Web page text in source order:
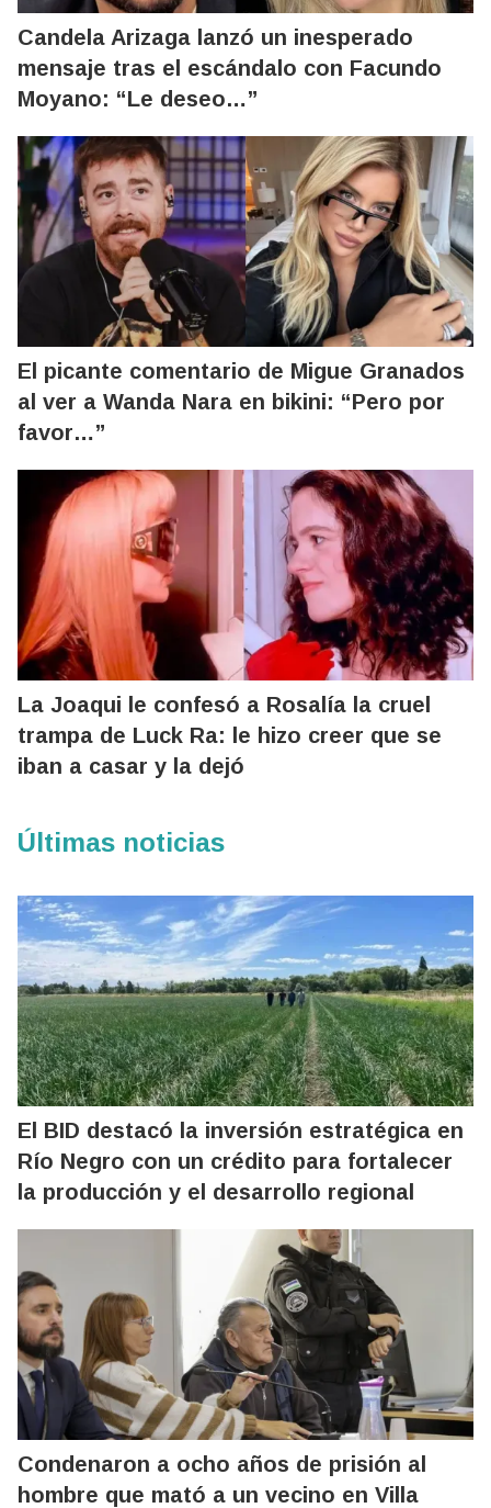
Candela Arizaga lanzó un inesperado
mensaje tras el escándalo con Facundo
Moyano: “Le deseo…”
El picante comentario de Migue Granados
al ver a Wanda Nara en bikini: “Pero por
favor…”
La Joaqui le confesó a Rosalía la cruel
trampa de Luck Ra: le hizo creer que se
iban a casar y la dejó
Últimas noticias
El BID destacó la inversión estratégica en
Río Negro con un crédito para fortalecer
la producción y el desarrollo regional
Condenaron a ocho años de prisión al
hombre que mató a un vecino en Villa